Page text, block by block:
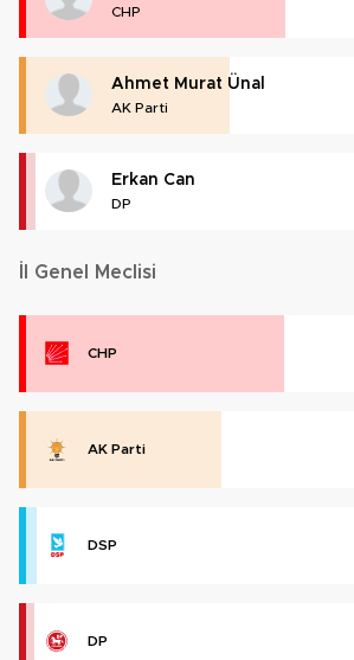
CHP
Ahmet Murat Ünal
AK Parti
Erkan Can
DP
İl Genel Meclisi
CHP
AK Parti
DSP
DP